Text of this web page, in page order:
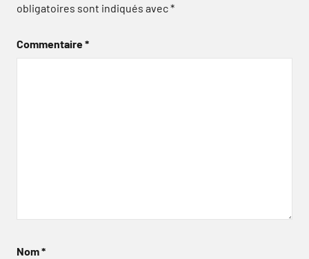
obligatoires sont indiqués avec*
Commentaire*
Nom*